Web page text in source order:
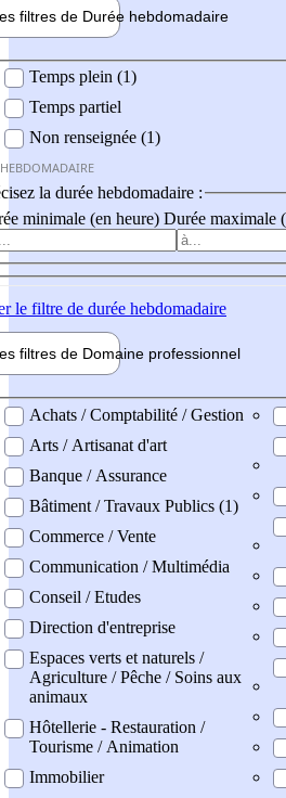
filtres de Durée hebdomadaire
Temps plein (1)
Temps partiel
Non renseignée (1)
la durée hebdomadaire :
minimale (en heure) Durée maximale
le filtre de durée hebdomadaire
filtres de Domaine professionnel
professionel
Achats / Comptabilité / Gestion
Arts / Artisanat d'art
Banque / Assurance
Bâtiment / Travaux Publics (1)
Commerce / Vente
Communication / Multimédia
Conseil / Etudes
Direction d'entreprise
Espaces verts et naturels /
Agriculture / Pêche / Soins aux
animaux
Hôtellerie - Restauration /
Tourisme / Animation
Immobilier